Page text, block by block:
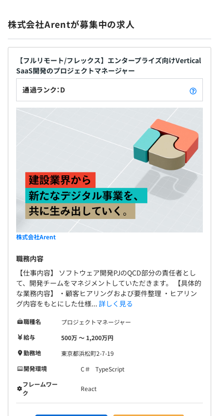
・CI/CD環境の整備あり
・新しい技術導入への柔軟性が大きい
Windows 10 または Windows 11 Or Mac
CPU: core i7or9、メモリ：32GB~、SSD：1TB~程度の
WindowsノートまたはMacbookPro 16
5,000ドルまでのノートブックを自由に選んでいただけま
4K液晶ディスプレイを支給いたします。
ミーティング用のAirpodsProも支給いたします。
オブジェクト指向、アジャイル、スクラム、チケット駆動
開発、グローバルチーム（多国籍メンバー）
重要視しているのは公平性です。
正しいアウトプットには、正しい評価で報いたいと考えて
います。
より公平な評価につながるように、同じ案件に関わった方
に対して360度評価を実施しております。
社会保険完備
無期雇用
試用期間3か月 条件の変更なし
株式会社Arentが募集中の求人
【フルリモート/フレックス】エンタープライズ向けVertical
SaaS開発のプロジェクトマネージャー
通過ランク：D
株式会社Arent
職務内容
【仕事内容】 ソフトウェア開発PJのQCD部分の責任者とし
て、開発チームをマネジメントしていただきます。 【具体的
な業務内容】 ・顧客ヒアリングおよび要件整理 ・ヒアリン
グ内容をもとにした仕様... 詳しく見る
職種名
プロジェクトマネージャー
給与
500万 〜 1,200万円
勤務地
東京都浜松町2-7-19
開発環境
C＃
TypeScript
フレームワー
ク
React